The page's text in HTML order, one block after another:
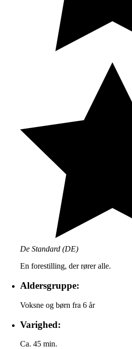
De Standard (DE)
En forestilling, der rører alle.
Aldersgruppe:
Voksne og børn fra 6 år
Varighed:
Ca. 45 min.